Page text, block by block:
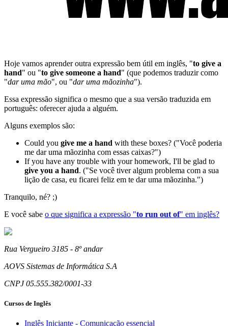
Hoje vamos aprender outra expressão bem útil em inglês, "to give a
hand" ou "to give someone a hand" (que podemos traduzir como
"dar uma mão", ou "dar uma mãozinha").
Essa expressão significa o mesmo que a sua versão traduzida em
português: oferecer ajuda a alguém.
Alguns exemplos são:
Could you give me a hand with these boxes? ("Você poderia
me dar uma mãozinha com essas caixas?")
If you have any trouble with your homework, I'll be glad to
give you a hand. ("Se você tiver algum problema com a sua
lição de casa, eu ficarei feliz em te dar uma mãozinha.")
Tranquilo, né? ;)
E você sabe o que significa a expressão "to run out of" em inglês?
Rua Vergueiro 3185 - 8º andar
AOVS Sistemas de Informática S.A
CNPJ 05.555.382/0001-33
Cursos de Inglês
Inglês Iniciante - Comunicação essencial